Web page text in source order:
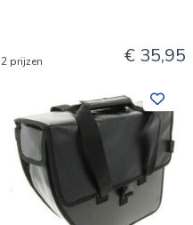
2 prijzen € 35,95